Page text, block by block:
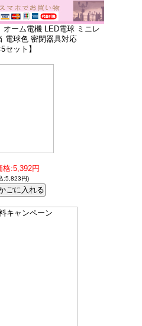
オーム電機 LED電球 ミニレ
電球色 密閉器具対応
セット】
格:5,392円
:5,823円)